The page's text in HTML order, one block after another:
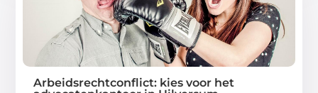
Arbeidsrechtconflict: kies voor het